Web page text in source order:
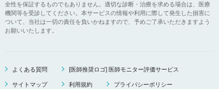
全性を保証するものでもありません。適切な診断・治療を求める場合は、医療
機関等を受診してください。本サービスの情報や利用に際して発生した損害に
ついて、当社は一切の責任を負いかねますので、予めご了承いただきますよう
お願いいたします。
よくある質問 [医師推奨ロゴ] 医師モニター評価サービス
サイトマップ 利用規約 プライバシーポリシー